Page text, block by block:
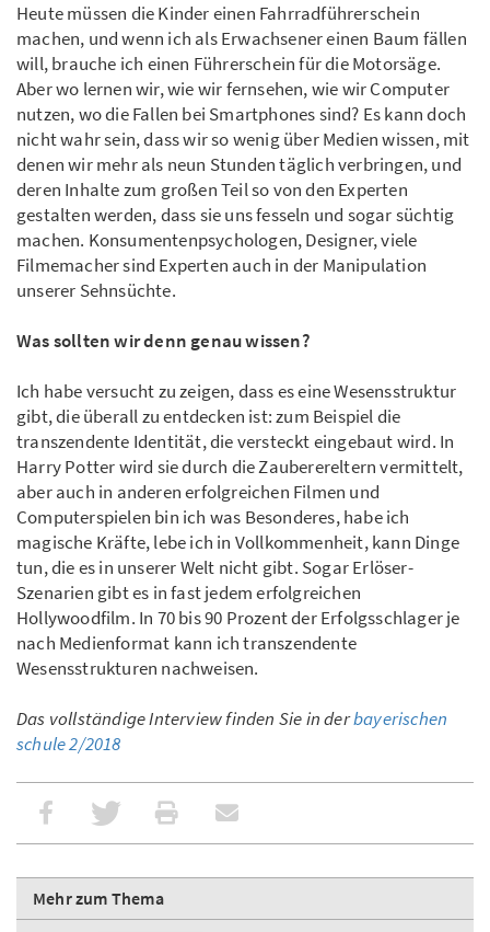
Heute müssen die Kinder einen Fahrradführerschein
machen, und wenn ich als Erwachsener einen Baum fällen
will, brauche ich einen Führerschein für die Motorsäge.
Aber wo lernen wir, wie wir fernsehen, wie wir Computer
nutzen, wo die Fallen bei Smartphones sind? Es kann doch
nicht wahr sein, dass wir so wenig über Medien wissen, mit
denen wir mehr als neun Stunden täglich verbringen, und
deren Inhalte zum großen Teil so von den Experten
gestalten werden, dass sie uns fesseln und sogar süchtig
machen. Konsumentenpsychologen, Designer, viele
Filmemacher sind Experten auch in der Manipulation
unserer Sehnsüchte.
Was sollten wir denn genau wissen?
Ich habe versucht zu zeigen, dass es eine Wesensstruktur
gibt, die überall zu entdecken ist: zum Beispiel die
transzendente Identität, die versteckt eingebaut wird. In
Harry Potter wird sie durch die Zauberereltern vermittelt,
aber auch in anderen erfolgreichen Filmen und
Computerspielen bin ich was Besonderes, habe ich
magische Kräfte, lebe ich in Vollkommenheit, kann Dinge
tun, die es in unserer Welt nicht gibt. Sogar Erlöser-
Szenarien gibt es in fast jedem erfolgreichen
Hollywoodfilm. In 70 bis 90 Prozent der Erfolgsschlager je
nach Medienformat kann ich transzendente
Wesensstrukturen nachweisen.
Das vollständige Interview finden Sie in derbayerischen
schule 2/2018
Mehr zum Thema